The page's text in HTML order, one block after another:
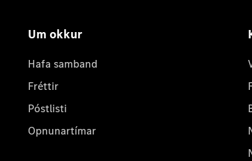
Um okkur
Hafa samband
Fréttir
Póstlisti
Opnunartímar